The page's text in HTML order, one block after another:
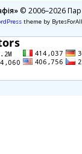
© 2006–2026
theme by